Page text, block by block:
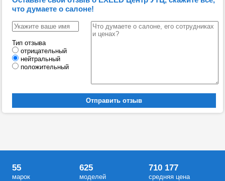
что думаете о салоне!
Тип отзыва
отрицательный
нейтральный
положительный
55
марок
625
моделей
710 177
средняя цена